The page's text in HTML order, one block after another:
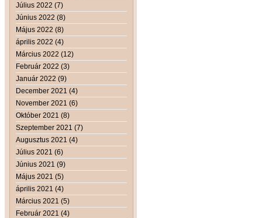
Július 2022 (7)
Június 2022 (8)
Május 2022 (8)
április 2022 (4)
Március 2022 (12)
Február 2022 (3)
Január 2022 (9)
December 2021 (4)
November 2021 (6)
Október 2021 (8)
Szeptember 2021 (7)
Augusztus 2021 (4)
Július 2021 (6)
Június 2021 (9)
Május 2021 (5)
április 2021 (4)
Március 2021 (5)
Február 2021 (4)